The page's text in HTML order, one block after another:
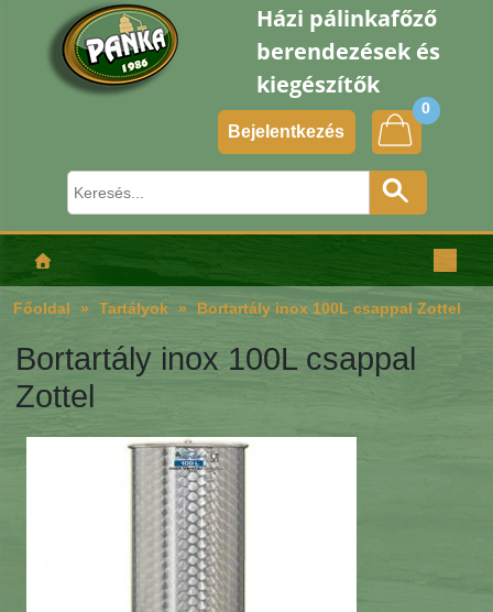
Házi pálinkafőző
berendezések és
kiegészítők
Bejelentkezés
0
Főoldal Tartályok Bortartály inox 100L csappal Zottel
Bortartály inox 100L csappal
Zottel